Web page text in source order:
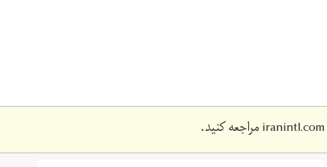
iranintl.comمراجعه کنید.